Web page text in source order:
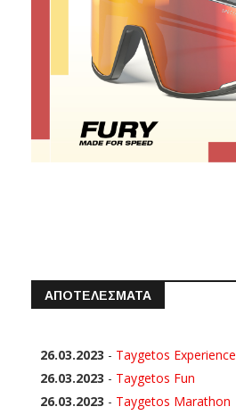
ΑΠΟΤΕΛΕΣΜΑΤΑ
26.03.2023 - Taygetos Experience
26.03.2023 - Taygetos Fun
26.03.2023 - Taygetos Marathon